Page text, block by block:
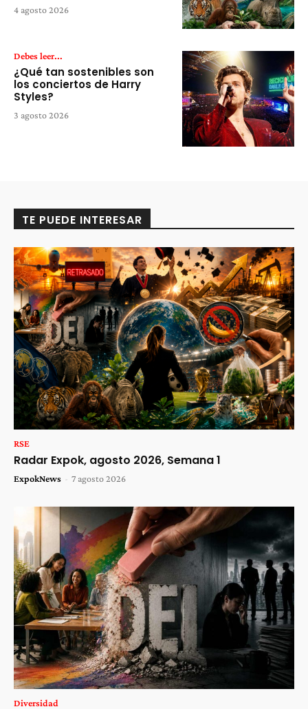
4 agosto 2026
Debes leer...
¿Qué tan sostenibles son
los conciertos de Harry
Styles?
3 agosto 2026
TE PUEDE INTERESAR
RSE
Radar Expok, agosto 2026, Semana 1
ExpokNews - 7 agosto 2026
Diversidad